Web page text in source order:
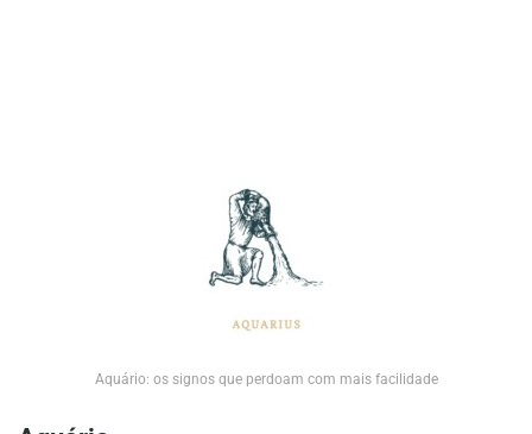
Aquário: os signos que perdoam com mais facilidade